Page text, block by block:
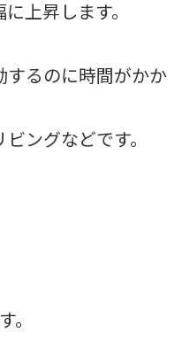
上昇します。
するのに時間がかか
ングなどです。
。